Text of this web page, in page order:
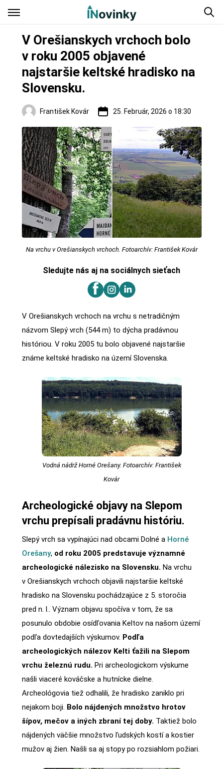
V Orešianskych vrchoch bolo
v roku 2005 objavené
najstaršie keltské hradisko na
Slovensku.
František Kovár 25. Február, 2026 o 18:30
Hrady a zámky
Na vrchu v Orešianskych vrchoch. Fotoarchív: František Kovár
Sledujte nás aj na sociálnych sieťach
V Orešianskych vrchoch na vrchu s netradičným
názvom Slepý vrch (544 m) to dýcha pradávnou
históriou. V roku 2005 tu bolo objavené najstaršie
známe keltské hradisko na území Slovenska.
Vodná nádrž Horné Orešany. Fotoarchív: František
Kovár
Archeologické objavy na Slepom
vrchu prepísali pradávnu históriu.
Slepý vrch sa vypínajúci nad obcami Dolné a Horné
Orešany, od roku 2005 predstavuje významné
archeologické nálezisko na Slovensku. Na vrchu
v Orešianskych vrchoch objavili najstaršie keltské
hradisko na Slovensku pochádzajúce z 5. storočia
pred n. l.. Význam objavu spočíva v tom, že sa
posunulo obdobie osídľovania Keltov na našom území
podľa dovtedajších výskumov. Podľa
archeologických nálezov Kelti ťažili na Slepom
vrchu železnú rudu. Pri archeologickom výskume
našli viaceré kováčske a hutnícke dielne.
Archeológovia tiež odhalili, že hradisko zaniklo pri
nejakom boji. Bolo nájdených množstvo hrotov
šípov, mečov a iných zbraní tej doby. Taktiež bolo
nájdených väčšie množstvo ľudských kostí a kostier
mužov aj žien. Našli sa aj stopy po rozsiahlom požiari.